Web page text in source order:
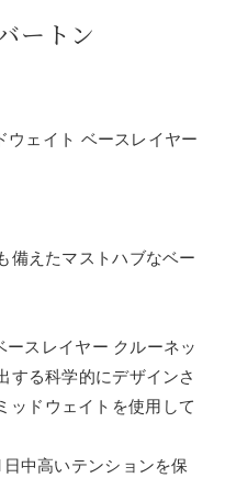
ートン
ェイト ベースレイヤー
備えたマストハブなベー
スレイヤー クルーネッ
する科学的にデザインさ
ッドウェイトを使用して
中高いテンションを保